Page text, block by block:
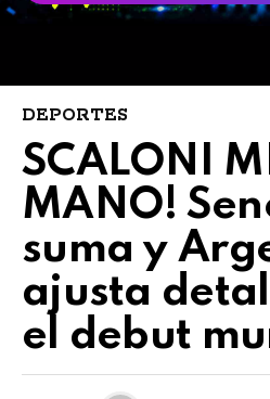
DEPORTES
SCALONI
MANO!
suma y
ajusta
el debut